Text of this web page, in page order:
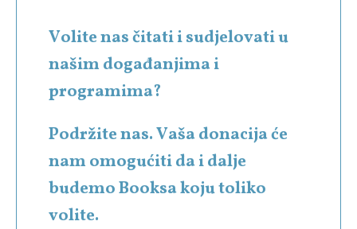
Volite nas čitati i sudjelovati u
našim događanjima i
programima?
Podržite nas. Vaša donacija će
nam omogućiti da i dalje
budemo Booksa koju toliko
volite.